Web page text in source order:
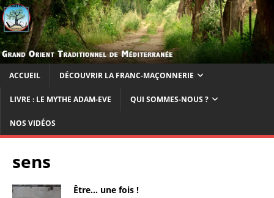
ACCUEIL DÉCOUVRIR LA FRANC-MAÇONNERIE
LIVRE : LE MYTHE ADAM-EVE QUI SOMMES-NOUS ?
NOS VIDÉOS
sens
Être… une fois !